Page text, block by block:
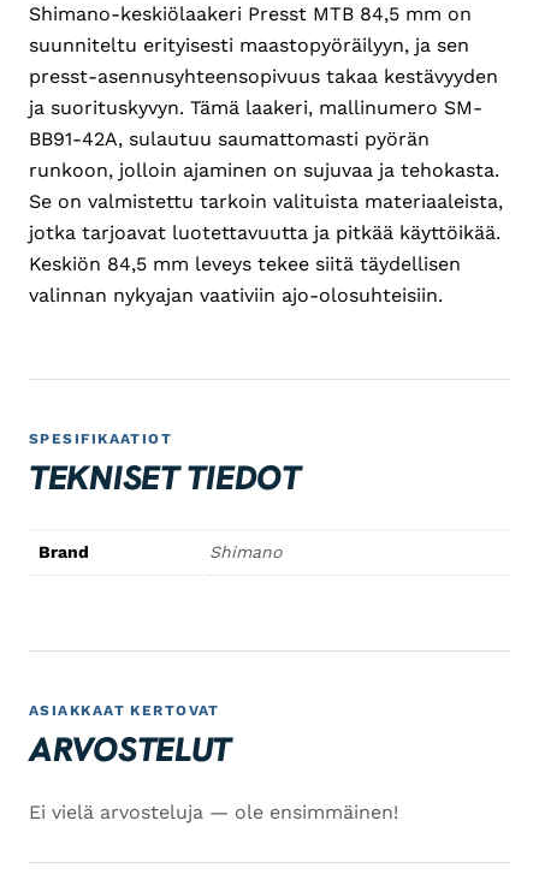
Shimano-keskiölaakeri Presst MTB 84,5 mm on
suunniteltu erityisesti maastopyöräilyyn, ja sen
presst-asennusyhteensopivuus takaa kestävyyden
ja suorituskyvyn. Tämä laakeri, mallinumero SM-
BB91-42A, sulautuu saumattomasti pyörän
runkoon, jolloin ajaminen on sujuvaa ja tehokasta.
Se on valmistettu tarkoin valituista materiaaleista,
jotka tarjoavat luotettavuutta ja pitkää käyttöikää.
Keskiön 84,5 mm leveys tekee siitä täydellisen
valinnan nykyajan vaativiin ajo-olosuhteisiin.
SPESIFIKAATIOT
TEKNISET TIEDOT
Brand Shimano
ASIAKKAAT KERTOVAT
ARVOSTELUT
Ei vielä arvosteluja — ole ensimmäinen!